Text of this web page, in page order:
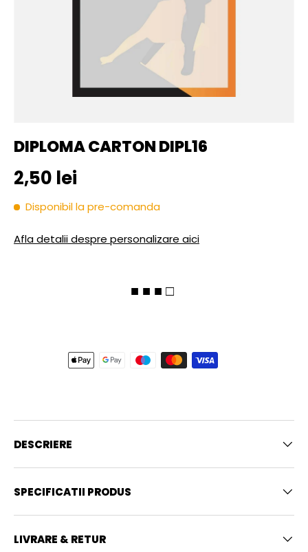
DIPLOMA CARTON DIPL16
Pret initial
2,50 lei
Disponibil la pre-comanda
Afla detalii despre personalizare aici
■ ■ ■ □
DESCRIERE
SPECIFICATII PRODUS
LIVRARE & RETUR